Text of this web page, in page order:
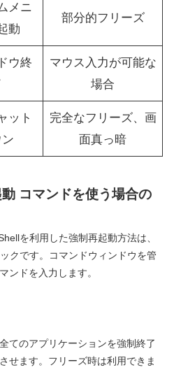
メニ
動
部分的フリーズ
ウ終
マウス入力が可能な
場合
ット
完全なフリーズ、画
面真っ暗
コマンドを使う場合の
を利用した強制再起動方法は、
クです。コマンドウィンドウを管
ンドを入力します。
てのアプリケーションを強制終了
せます。フリーズ時は利用できま